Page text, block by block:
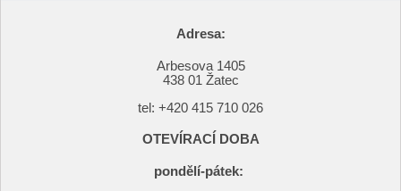
Adresa:
Arbesova 1405
438 01 Žatec
tel: +420 415 710 026
OTEVÍRACÍ DOBA
pondělí-pátek: